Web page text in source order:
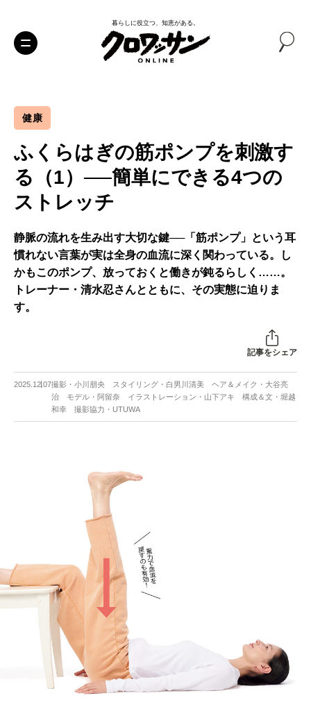
暮らしに役立つ、知恵がある。
健康
ふくらはぎの筋ポンプを刺激す
る（1）──簡単にできる4つの
ストレッチ
静脈の流れを生み出す大切な鍵──「筋ポンプ」という耳
慣れない言葉が実は全身の血流に深く関わっている。し
かもこのポンプ、放っておくと働きが鈍るらしく……。
トレーナー・清水忍さんとともに、その実態に迫りま
す。
記事をシェア
2025.12.07撮影・小川朋央 スタイリング・白男川清美 ヘア＆メイク・大谷亮
治 モデル・阿留奈 イラストレーション・山下アキ 構成＆文・堀越
和幸 撮影協力・UTUWA